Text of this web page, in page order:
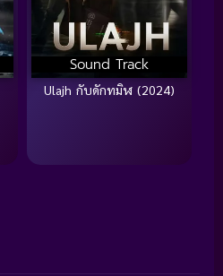
Sound Track
Ulajh กับดักทมิฬ (2024)